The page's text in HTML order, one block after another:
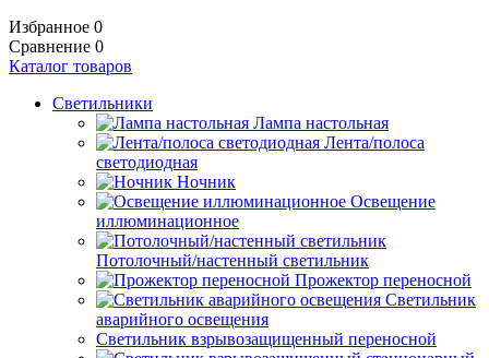
Избранное 0
Сравнение 0
Каталог товаров
Светильники
Лампа настольная
Лента/полоса
светодиодная
Ночник
Освещение
иллюминационное
Потолочный/настенный светильник
Прожектор переносной
Светильник
аварийного освещения
Светильник взрывозащищенный переносной